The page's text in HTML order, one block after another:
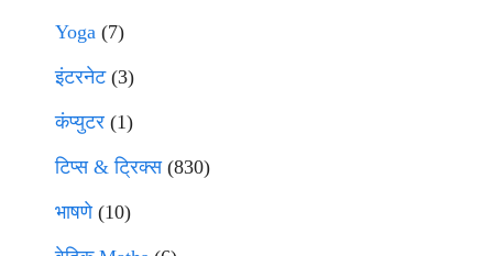
Yoga (7)
इंटरनेट(3)
कंप्युटर (1)
टिप्स & ट्रिक्स(830)
भाषणे(10)